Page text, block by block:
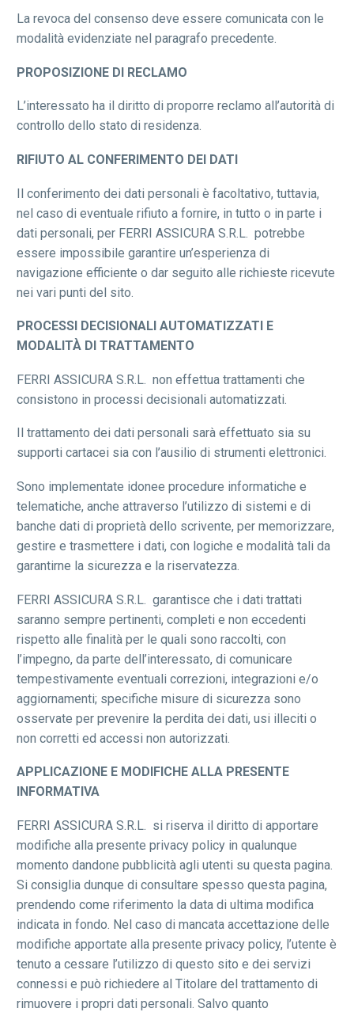
La revoca del consenso deve essere comunicata con le
modalità evidenziate nel paragrafo precedente.
PROPOSIZIONE DI RECLAMO
L’interessato ha il diritto di proporre reclamo all’autorità di
controllo dello stato di residenza.
RIFIUTO AL CONFERIMENTO DEI DATI
Il conferimento dei dati personali è facoltativo, tuttavia,
nel caso di eventuale rifiuto a fornire, in tutto o in parte i
dati personali, per FERRI ASSICURA S.R.L. potrebbe
essere impossibile garantire un’esperienza di
navigazione efficiente o dar seguito alle richieste ricevute
nei vari punti del sito.
PROCESSI DECISIONALI AUTOMATIZZATI E
MODALITÀ DI TRATTAMENTO
FERRI ASSICURA S.R.L. non effettua trattamenti che
consistono in processi decisionali automatizzati.
Il trattamento dei dati personali sarà effettuato sia su
supporti cartacei sia con l’ausilio di strumenti elettronici.
Sono implementate idonee procedure informatiche e
telematiche, anche attraverso l’utilizzo di sistemi e di
banche dati di proprietà dello scrivente, per memorizzare,
gestire e trasmettere i dati, con logiche e modalità tali da
garantirne la sicurezza e la riservatezza.
FERRI ASSICURA S.R.L. garantisce che i dati trattati
saranno sempre pertinenti, completi e non eccedenti
rispetto alle finalità per le quali sono raccolti, con
l’impegno, da parte dell’interessato, di comunicare
tempestivamente eventuali correzioni, integrazioni e/o
aggiornamenti; specifiche misure di sicurezza sono
osservate per prevenire la perdita dei dati, usi illeciti o
non corretti ed accessi non autorizzati.
APPLICAZIONE E MODIFICHE ALLA PRESENTE
INFORMATIVA
FERRI ASSICURA S.R.L. si riserva il diritto di apportare
modifiche alla presente privacy policy in qualunque
momento dandone pubblicità agli utenti su questa pagina.
Si consiglia dunque di consultare spesso questa pagina,
prendendo come riferimento la data di ultima modifica
indicata in fondo. Nel caso di mancata accettazione delle
modifiche apportate alla presente privacy policy, l’utente è
tenuto a cessare l’utilizzo di questo sito e dei servizi
connessi e può richiedere al Titolare del trattamento di
rimuovere i propri dati personali. Salvo quanto